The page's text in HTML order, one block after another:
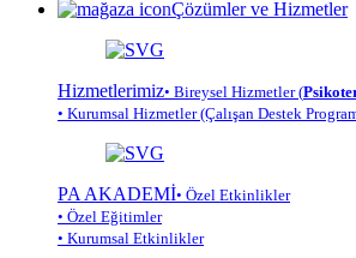
Çözümler ve Hizmetler
Hizmetlerimiz• Bireysel Hizmetler (
• Kurumsal Hizmetler (Çalışan Destek
PA AKADEMİ• Özel Etkinlikler
• Özel Eğitimler
• Kurumsal Etkinlikler